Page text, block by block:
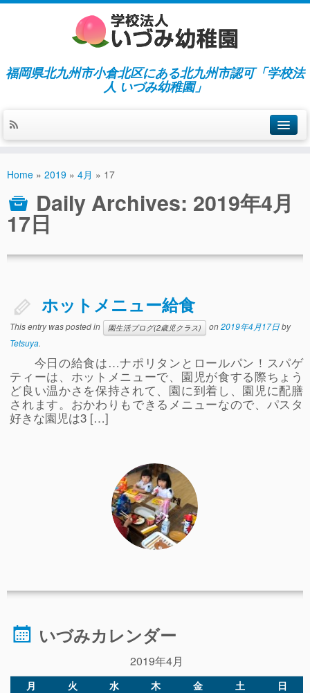
福岡県北九州市小倉北区にある北九州市認可「学校法
人 いづみ幼稚園」
施設紹介
通園について
事故や怪我について
卒園児進路
お知らせ
給食日記
園生活ブログ
募集概要(2歳児クラス)
体験入園＆園見学
求人情報（園見学/自主実習も対応）
Home » 2019 » 4月 » 17
Daily Archives: 2019年4月
17日
ホットメニュー給食
This entry was posted in 園生活ブログ(2歳児クラス) on2019年4月17日by
Tetsuya.
今日の給食は…ナポリタンとロールパン！スパゲ
ティーは、ホットメニューで、園児が食する際ちょう
ど良い温かさを保持されて、園に到着し、園児に配膳
されます。おかわりもできるメニューなので、パスタ
好きな園児は3 […]
いづみカレンダー
2019年4月
月 火 水 木 金 土 日